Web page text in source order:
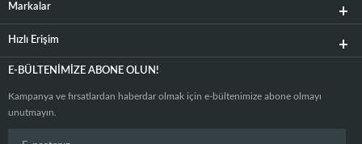
Markalar
Hızlı Erişim
E-BÜLTENIMIZE ABONE OLUN!
Kampanya ve fırsatlardan haberdar olmak için e-bültenimize abone olmayı
unutmayın.